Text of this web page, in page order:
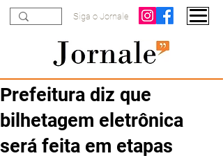
Siga o Jornale
Prefeitura diz que
bilhetagem eletrônica
será feita em etapas